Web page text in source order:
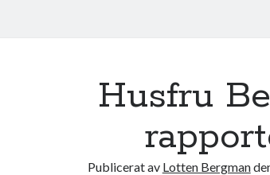
Husfru
Publicerat av Lotten Bergman